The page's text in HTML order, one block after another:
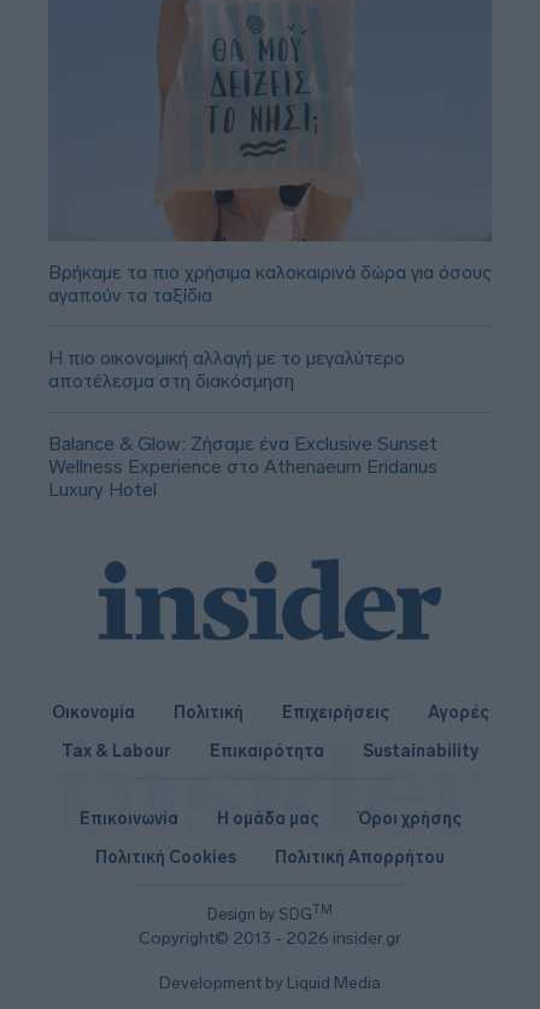
Βρήκαμε τα πιο χρήσιμα καλοκαιρινά δώρα για όσους
αγαπούν τα ταξίδια
Η πιο οικονομική αλλαγή με το μεγαλύτερο
αποτέλεσμα στη διακόσμηση
Balance & Glow: Ζήσαμε ένα Exclusive Sunset
Wellness Experience στο Athenaeum Eridanus
Luxury Hotel
Οικονομία Πολιτική Επιχειρήσεις
Αγορές
Tax & Labour
Επικαιρότητα Sustainability
Design by SDGTM
Copyright© 2013 - 2026 insider.gr
Επικοινωνία Η ομάδα μας
Όροι χρήσης
Πολιτική Cookies
Πολιτική Απορρήτου
Development by Liquid Media